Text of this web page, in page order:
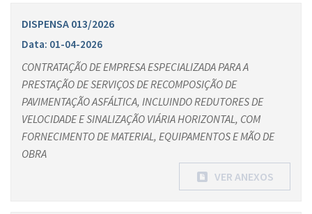
DISPENSA 013/2026
Data: 01-04-2026
CONTRATAÇÃO DE EMPRESA ESPECIALIZADA PARA A
PRESTAÇÃO DE SERVIÇOS DE RECOMPOSIÇÃO DE
PAVIMENTAÇÃO ASFÁLTICA, INCLUINDO REDUTORES DE
VELOCIDADE E SINALIZAÇÃO VIÁRIA HORIZONTAL, COM
FORNECIMENTO DE MATERIAL, EQUIPAMENTOS E MÃO DE
OBRA
VER ANEXOS